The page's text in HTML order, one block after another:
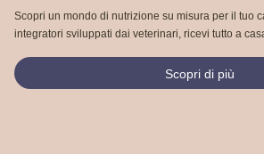
Scopri un mondo di nutrizione su misura per il tuo
integratori sviluppati dai veterinari, ricevi tutto a
Scopri di più